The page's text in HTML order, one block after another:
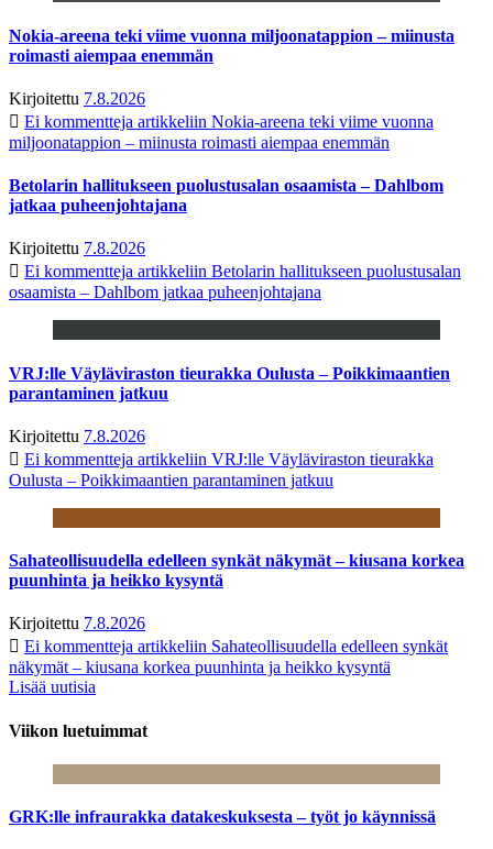
Nokia-areena teki viime vuonna miljoonatappion – miinusta
roimasti aiempaa enemmän
Kirjoitettu 7.8.2026
Ei kommentteja artikkeliin Nokia-areena teki viime vuonna
miljoonatappion – miinusta roimasti aiempaa enemmän
Betolarin hallitukseen puolustusalan osaamista – Dahlbom
jatkaa puheenjohtajana
Kirjoitettu 7.8.2026
Ei kommentteja artikkeliin Betolarin hallitukseen puolustusalan
osaamista – Dahlbom jatkaa puheenjohtajana
VRJ:lle Väyläviraston tieurakka Oulusta – Poikkimaantien
parantaminen jatkuu
Kirjoitettu 7.8.2026
Ei kommentteja artikkeliin VRJ:lle Väyläviraston tieurakka
Oulusta – Poikkimaantien parantaminen jatkuu
Sahateollisuudella edelleen synkät näkymät – kiusana korkea
puunhinta ja heikko kysyntä
Kirjoitettu 7.8.2026
Ei kommentteja artikkeliin Sahateollisuudella edelleen synkät
näkymät – kiusana korkea puunhinta ja heikko kysyntä
Lisää uutisia
Viikon luetuimmat
GRK:lle infraurakka datakeskuksesta – työt jo käynnissä